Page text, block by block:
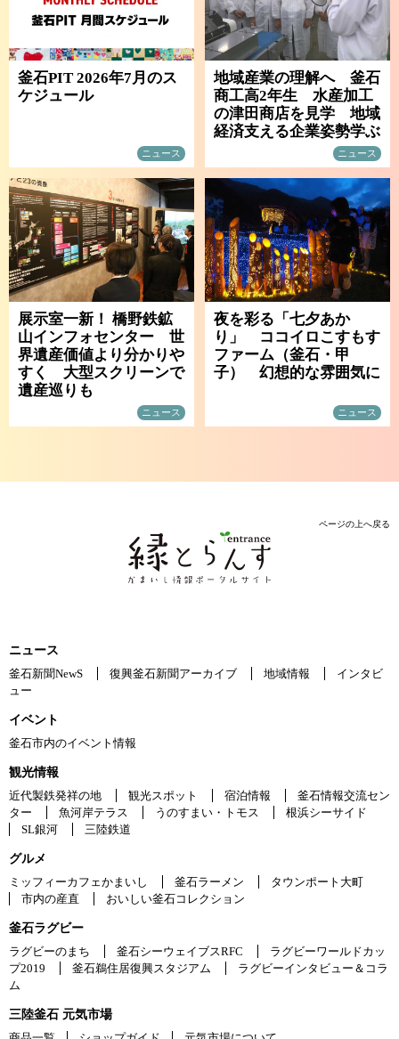
釜石PIT 2026年7月のス
ケジュール
ニュース
地域産業の理解へ 釜石
商工高2年生 水産加工
の津田商店を見学 地域
経済支える企業姿勢学ぶ
ニュース
展示室一新！ 橋野鉄鉱
山インフォセンター 世
界遺産価値より分かりや
すく 大型スクリーンで
遺産巡りも
ニュース
夜を彩る「七夕あか
り」 ココイロこすもす
ファーム（釜石・甲
子） 幻想的な雰囲気に
ニュース
ページの上へ戻る
ニュース
釜石新聞NewS
復興釜石新聞アーカイブ 地域情報
インタビ
ュー
イベント
釜石市内のイベント情報
観光情報
近代製鉄発祥の地
観光スポット 宿泊情報
釜石情報交流セン
ター
魚河岸テラス うのすまい・トモス
根浜シーサイド
SL銀河
三陸鉄道
グルメ
ミッフィーカフェかまいし
釜石ラーメン
タウンポート大町
市内の産直
おいしい釜石コレクション
釜石ラグビー
ラグビーのまち
釜石シーウェイブスRFC
ラグビーワールドカッ
プ2019
釜石鵜住居復興スタジアム
ラグビーインタビュー＆コラ
ム
三陸釜石 元気市場